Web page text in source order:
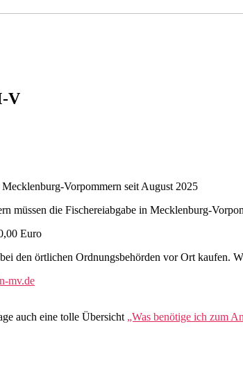
V
Vorpommern seit August 2025
müssen die Fischereiabgabe in Mecklenburg-
Euro
den örtlichen Ordnungsbehörden vor Ort kaufen.
mv.de
auch eine tolle Übersicht „Was benötige ich zum